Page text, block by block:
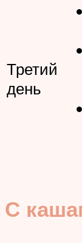
Третий
день
С